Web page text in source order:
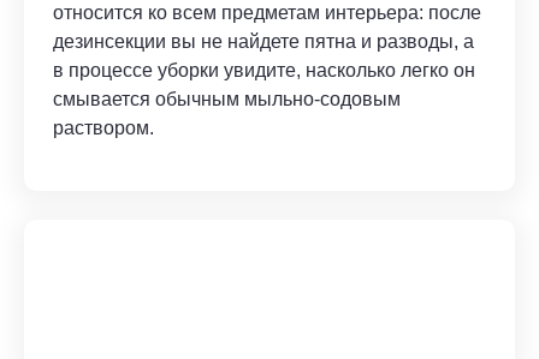
относится ко всем предметам интерьера: после
дезинсекции вы не найдете пятна и разводы, а
в процессе уборки увидите, насколько легко он
смывается обычным мыльно-содовым
раствором.